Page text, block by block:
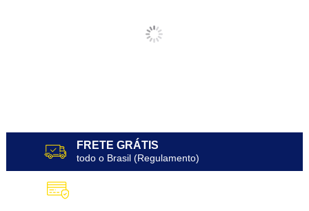
FRETE GRÁTIS
todo o Brasil (Regulamento)